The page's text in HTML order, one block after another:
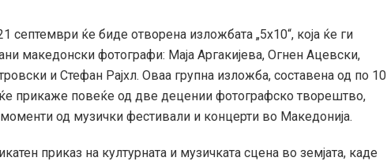
септември ќе биде отворена изложбата „5х10“, која ќе ги
македонски фотографи: Маја Аргакијева, Огнен Ацевски,
и Стефан Рајхл. Оваа групна изложба, составена од по 10
прикаже повеќе од две децении фотографско творештво,
од музички фестивали и концерти во Македонија.
приказ на културната и музичката сцена во земјата, каде